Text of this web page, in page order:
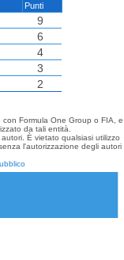
Punti
9
6
4
3
2
Formula One Group o FIA, e
da tali entità.
È vietato qualsiasi utilizzo
l'autorizzazione degli autori